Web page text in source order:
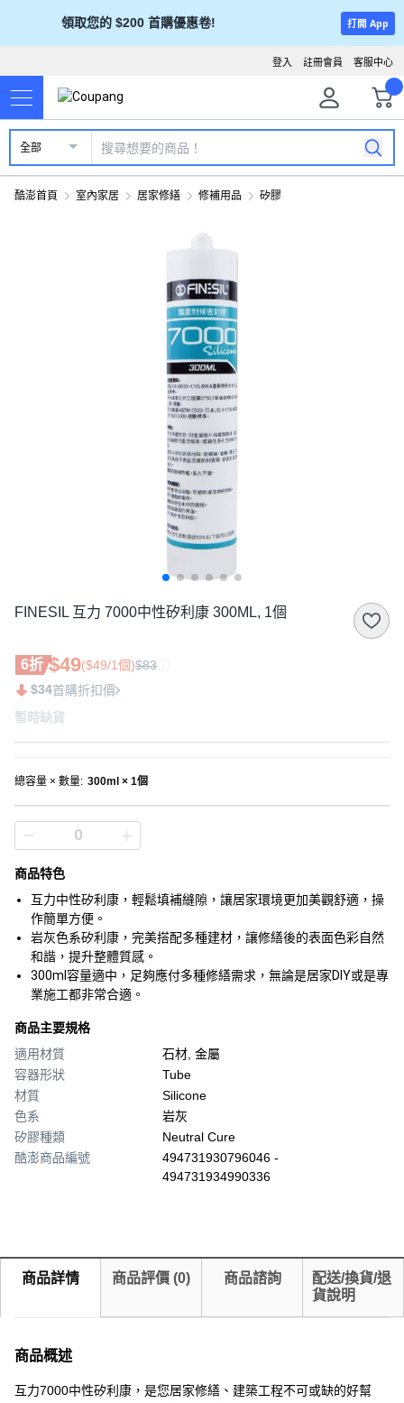
領取您的 $200 首購優惠卷! 打開 App
客服中心
註冊會員
登入
全部
酷澎首頁 室內家居 居家修繕 修補用品 矽膠
FINESIL 互力 7000中性矽利康 300ML, 1個
6折 $49($49/1個)$83
$34首購折扣價
暫時缺貨
總容量 × 數量: 300ml × 1個
商品特色
互力中性矽利康，輕鬆填補縫隙，讓居家環境更加美觀舒適，操
作簡單方便。
岩灰色系矽利康，完美搭配多種建材，讓修繕後的表面色彩自然
和諧，提升整體質感。
300ml容量適中，足夠應付多種修繕需求，無論是居家DIY或是專
業施工都非常合適。
商品主要規格
適用材質
石材, 金屬
容器形狀
Tube
材質
Silicone
色系
岩灰
矽膠種類
Neutral Cure
酷澎商品編號
494731930796046 -
494731934990336
商品詳情 商品評價 (0) 商品諮詢
配送/換貨/退
貨說明
商品概述
互力7000中性矽利康，是您居家修繕、建築工程不可或缺的好幫